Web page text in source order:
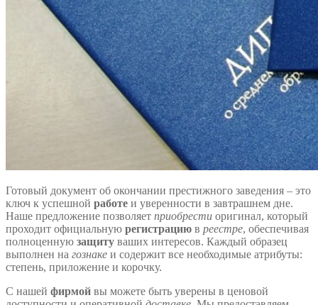
Готовый документ об окончании престижного заведения – это
ключ к успешной работе и уверенности в завтрашнем дне.
Наше предложение позволяет приобрести оригинал, который
проходит официальную регистрацию в реестре, обеспечивая
полноценную защиту ваших интересов. Каждый образец
выполнен на гознаке и содержит все необходимые атрибуты:
степень, приложение и корочку.
С нашей фирмой вы можете быть уверены в ценовой